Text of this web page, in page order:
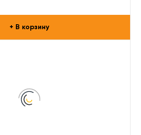
+ В корзину